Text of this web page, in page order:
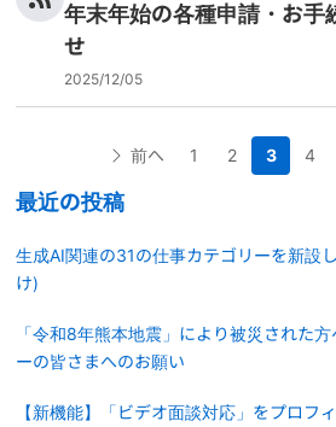
年末年始の各種申請・お手
せ
2025/12/05
前へ 1 2 3 4
最近の投稿
生成AI関連の31の仕事カテゴリーを新設
け)
「令和8年熊本地震」により被災された
ーの皆さまへのお願い
【新機能】「ビデオ面談対応」をプロフ